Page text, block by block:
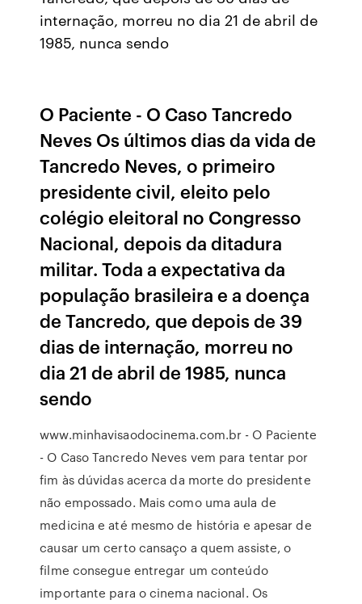
internação, morreu no dia 21 de abril de
1985, nunca sendo
O Paciente - O Caso Tancredo
Neves Os últimos dias da vida de
Tancredo Neves, o primeiro
presidente civil, eleito pelo
colégio eleitoral no Congresso
Nacional, depois da ditadura
militar. Toda a expectativa da
população brasileira e a doença
de Tancredo, que depois de 39
dias de internação, morreu no
dia 21 de abril de 1985, nunca
sendo
www.minhavisaodocinema.com.br - O Paciente
- O Caso Tancredo Neves vem para tentar por
fim às dúvidas acerca da morte do presidente
não empossado. Mais como uma aula de
medicina e até mesmo de história e apesar de
causar um certo cansaço a quem assiste, o
filme consegue entregar um conteúdo
importante para o cinema nacional. Os